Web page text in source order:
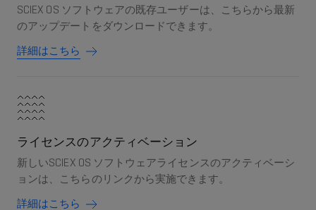
SCIEX OS ソフトウェアの既存ユーザーは、こちらから最新
のアップデートをダウンロードできます。
詳細はこちら
ライセンスのアクティベーション
新しいSCIEX OS ソフトウェアライセンスのアクティベーシ
ョンは、こちらのリンクから実施できます。
詳細はこちら